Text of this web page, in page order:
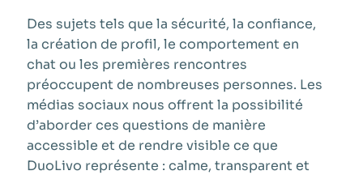
Des sujets tels que la sécurité, la confiance,
la création de profil, le comportement en
chat ou les premières rencontres
préoccupent de nombreuses personnes. Les
médias sociaux nous offrent la possibilité
d’aborder ces questions de manière
accessible et de rendre visible ce que
DuoLivo représente : calme, transparent et